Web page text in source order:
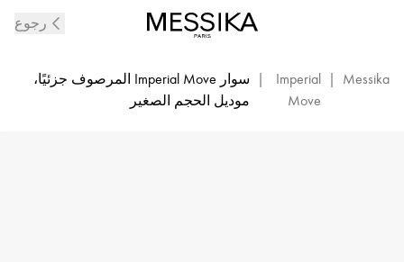
SM
رجوع
Messika
|
Imperial
Move
|
سوار Imperial Move المرصوف جزئيًا،
موديل الحجم الصغير